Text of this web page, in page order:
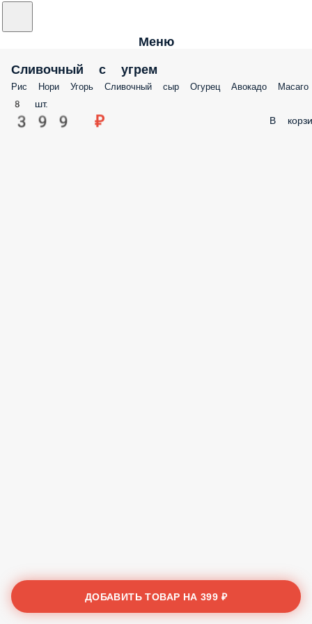
Меню
Сливочный с угрем
Рис Нори Угорь Сливочный сыр Огурец Авокадо Масаго
8 шт.
399 ₽ В
ДОБАВИТЬ ТОВАР НА399 ₽